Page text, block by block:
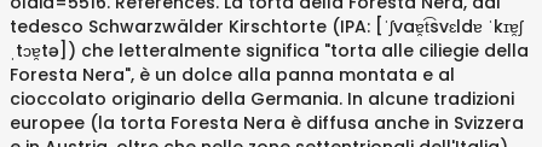
tedesco Schwarzwälder Kirschtorte (IPA: [ˈʃvaɐ̯t͡svɛldɐ ˈkɪɐ̯ʃ
ˌtɔɐ̯tə]) che letteralmente significa "torta alle ciliegie della
Foresta Nera", è un dolce alla panna montata e al
cioccolato originario della Germania. In alcune tradizioni
europee (la torta Foresta Nera è diffusa anche in Svizzera